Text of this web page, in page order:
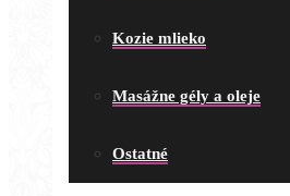
Kozie mlieko
Masážne gély a oleje
Ostatné